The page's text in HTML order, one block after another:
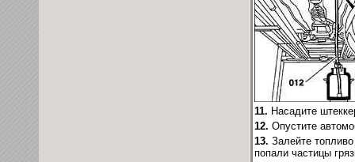
11. Насадите
12. Опустите
13. Залейте
попали частицы